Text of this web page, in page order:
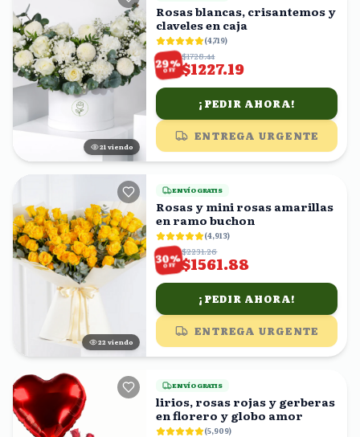
20 viendo
Rosas blancas, crisantemos y
claveles en caja
(4,719)
29%
OFF
$1728.44
$1227.19
¡PEDIR AHORA!
ENTREGA URGENTE
23 viendo
ENVÍO GRATIS
Rosas y mini rosas amarillas
en ramo buchon
(4,913)
30%
OFF
$2231.26
$1561.88
¡PEDIR AHORA!
ENTREGA URGENTE
ENVÍO GRATIS
lirios, rosas rojas y gerberas
en florero y globo amor
(5,909)